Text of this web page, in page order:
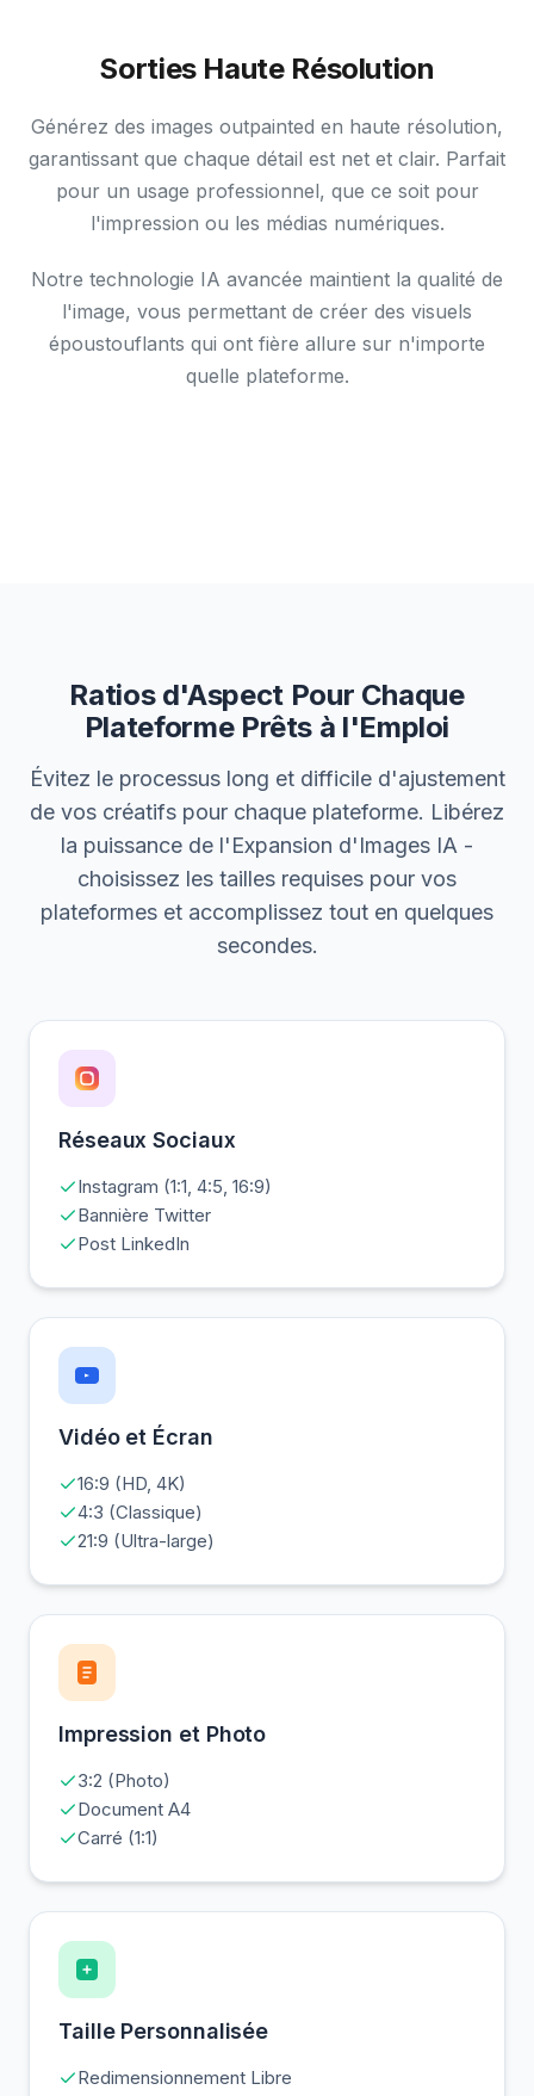
Sorties Haute Résolution
Générez des images outpainted en haute résolution,
garantissant que chaque détail est net et clair. Parfait
pour un usage professionnel, que ce soit pour
l'impression ou les médias numériques.
Notre technologie IA avancée maintient la qualité de
l'image, vous permettant de créer des visuels
époustouflants qui ont fière allure sur n'importe
quelle plateforme.
Ratios d'Aspect Pour Chaque
Plateforme Prêts à l'Emploi
Évitez le processus long et difficile d'ajustement
de vos créatifs pour chaque plateforme. Libérez
la puissance de l'Expansion d'Images IA -
choisissez les tailles requises pour vos
plateformes et accomplissez tout en quelques
secondes.
Réseaux Sociaux
Instagram (1:1, 4:5, 16:9)
Bannière Twitter
Post LinkedIn
Vidéo et Écran
16:9 (HD, 4K)
4:3 (Classique)
21:9 (Ultra-large)
Impression et Photo
3:2 (Photo)
Document A4
Carré (1:1)
Taille Personnalisée
Redimensionnement Libre